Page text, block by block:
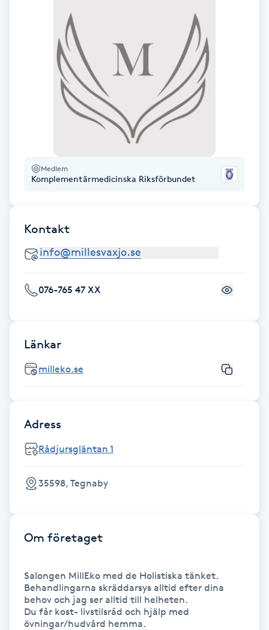
Huduppstramning
Hypnos
Hårborttagning
Hälsa
Hälsprickor
I
Idrottsmassage
IPL hårborttagning
Japansk massage
Medlem
Komplementärmedicinska Riksförbundet
Kontakt
076-765 47 XX
Länkar
milleko.se
Adress
Rådjursgläntan 1
35598, Tegnaby
Om företaget
Salongen MillEko med de Holistiska tänket.
Behandlingarna skräddarsys alltid efter dina
behov och jag ser alltid till helheten.
Du får kost- livstilsråd och hjälp med
övningar/hudvård hemma.